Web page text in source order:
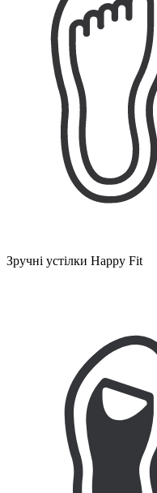
Зручні устілки Happy Fit